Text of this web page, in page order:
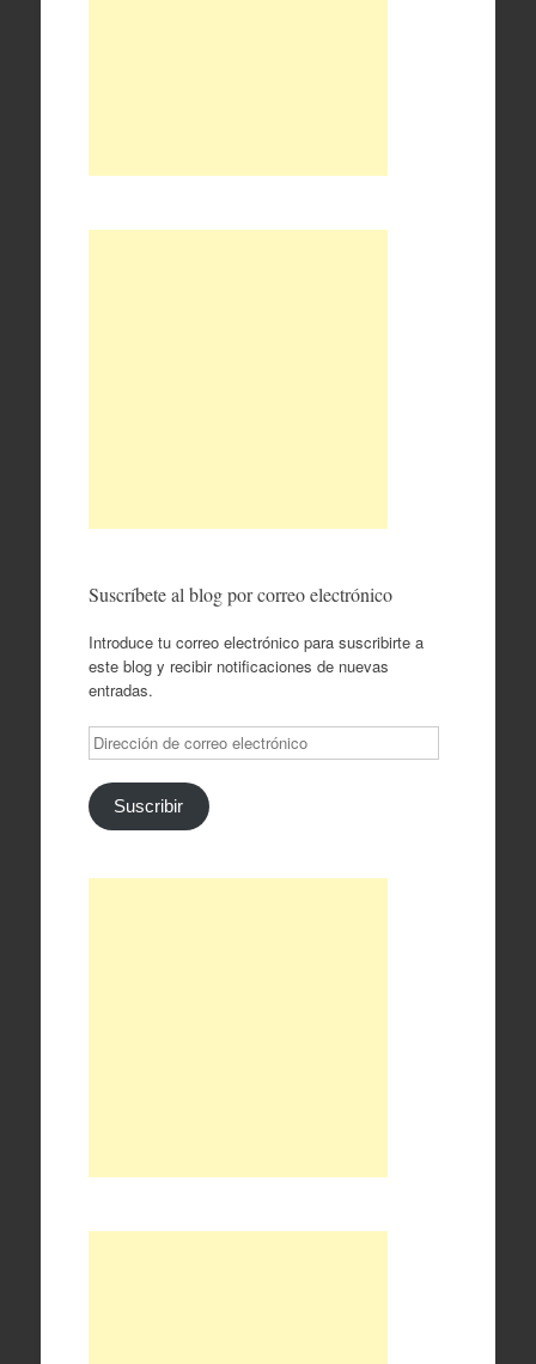
Suscríbete al blog por correo electrónico
Introduce tu correo electrónico para suscribirte a
este blog y recibir notificaciones de nuevas
entradas.
Dirección
de
correo
electrónico
Suscribir